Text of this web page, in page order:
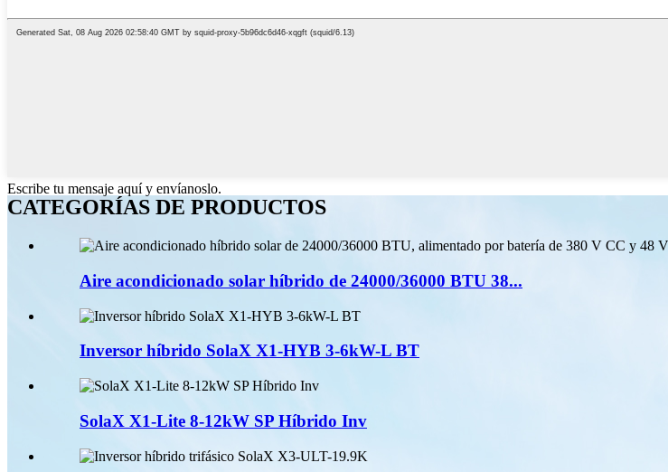
Escribe tu mensaje aquí y envíanoslo.
CATEGORÍAS DE PRODUCTOS
Aire acondicionado solar híbrido de 24000/36000 BTU 38...
Inversor híbrido SolaX X1-HYB 3-6kW-L BT
SolaX X1-Lite 8-12kW SP Híbrido Inv